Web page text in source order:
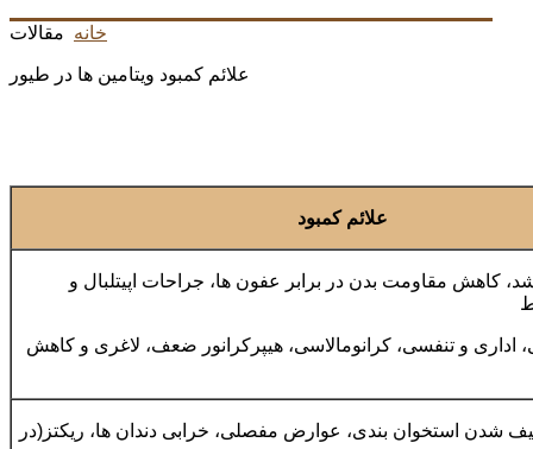
خانه مقالات
علائم کمبود ویتامین ها در طیور
علائم کمبود
کاهش مقاومت بدن در برابر عفون ها، جراحات اپیتلبال و
اداری و تنفسی، کرانومالاسی، هیپرکرانور ضعف، لاغری و کاهش
شدن استخوان بندی، عوارض مفصلی، خرابی دندان ها، ریکتز(در